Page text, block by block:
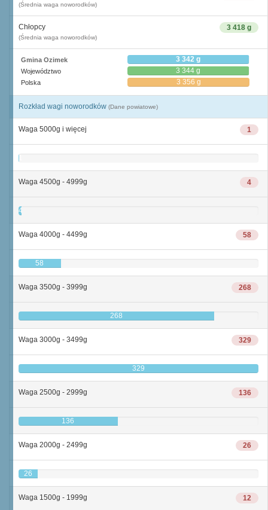
(Średnia waga noworodków)
3 418 g
Chłopcy
(Średnia waga noworodków)
Gmina Ozimek 3 342 g
Województwo 3 344 g
Polska 3 356 g
Rozkład wagi noworodków (Dane powiatowe)
1
Waga 5000g i więcej
1
4
Waga 4500g - 4999g
4
58
Waga 4000g - 4499g
58
268
Waga 3500g - 3999g
268
329
Waga 3000g - 3499g
329
136
Waga 2500g - 2999g
136
26
Waga 2000g - 2499g
26
12
Waga 1500g - 1999g